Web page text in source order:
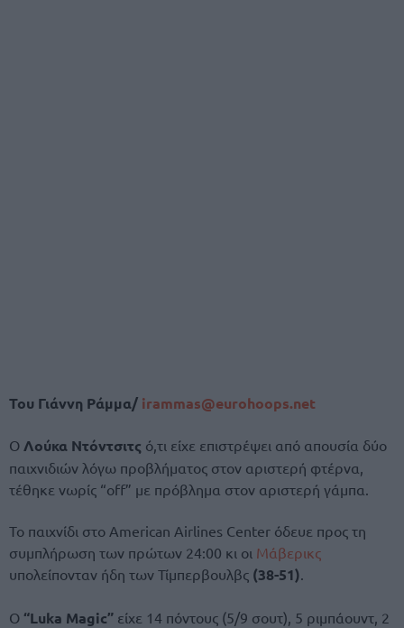
Του Γιάννη Ράμμα/ irammas@eurohoops.net
Ο Λούκα Ντόντσιτς ό,τι είχε επιστρέψει από απουσία δύο
παιχνιδιών λόγω προβλήματος στον αριστερή φτέρνα,
τέθηκε νωρίς “off” με πρόβλημα στον αριστερή γάμπα.
Το παιχνίδι στο American Airlines Center όδευε προς τη
συμπλήρωση των πρώτων 24:00 κι οι Μάβερικς
υπολείπονταν ήδη των Τίμπερβουλβς (38-51).
Ο “Luka Magic” είχε 14 πόντους (5/9 σουτ), 5 ριμπάουντ, 2